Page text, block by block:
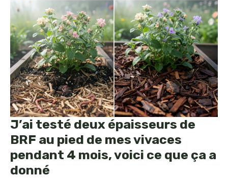
J’ai testé deux épaisseurs de
BRF au pied de mes vivaces
pendant 4 mois, voici ce que ça a
donné